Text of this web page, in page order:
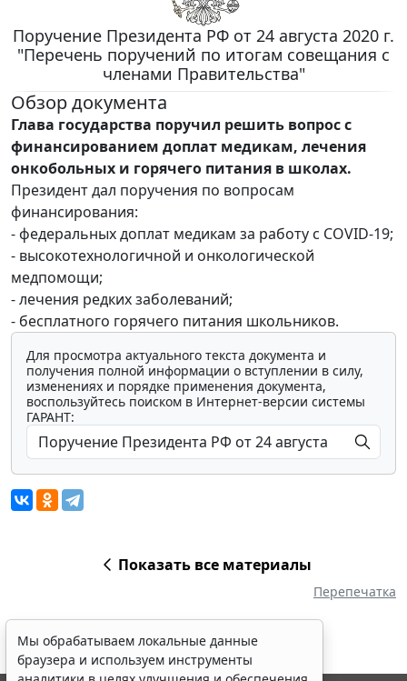
Поручение Президента РФ от 24 августа 2020 г.
"Перечень поручений по итогам совещания с
членами Правительства"
Обзор документа
Глава государства поручил решить вопрос с
финансированием доплат медикам, лечения
онкобольных и горячего питания в школах.
Президент дал поручения по вопросам
финансирования:
- федеральных доплат медикам за работу с COVID-19;
- высокотехнологичной и онкологической
медпомощи;
- лечения редких заболеваний;
- бесплатного горячего питания школьников.
Для просмотра актуального текста документа и
получения полной информации о вступлении в силу,
изменениях и порядке применения документа,
воспользуйтесь поиском в Интернет-версии системы
ГАРАНТ:
Показать все материалы
Перепечатка
Мы обрабатываем локальные данные
браузера и используем инструменты